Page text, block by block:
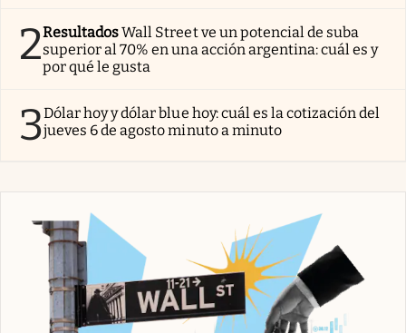
2ResultadosWall Street ve un potencial de suba
superior al 70% en una acción argentina: cuál es y
por qué le gusta
3Dólar hoy y dólar blue hoy: cuál es la cotización del
jueves 6 de agosto minuto a minuto